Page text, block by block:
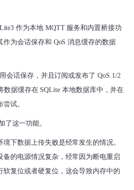
作为本地 MQTT 服务和内置桥接功
作为会话保存和 QoS 消息缓存的数据
会话保存，并且订阅或发布了 QoS 1/2
数据缓存在 SQLite 本地数据库中，并在
试。
了这一功能。
下数据上传失败是经常发生的情况。
备的电源情况复杂，经常因为断电重启
软复位或者硬复位，这会导致内存中的